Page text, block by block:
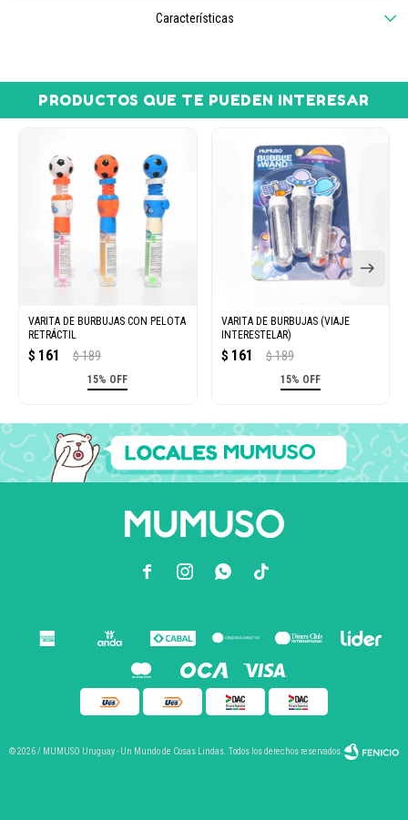
Características
PRODUCTOS QUE TE PUEDEN INTERESAR
VARITA DE BURBUJAS CON PELOTA
RETRÁCTIL
$ 161 $ 189
15% OFF
VARITA DE BURBUJAS (VIAJE
INTERESTELAR)
$ 161 $ 189
15% OFF
  
© 2026 / MUMUSO Uruguay - Un Mundo de Cosas Lindas. Todos los derechos reservados.